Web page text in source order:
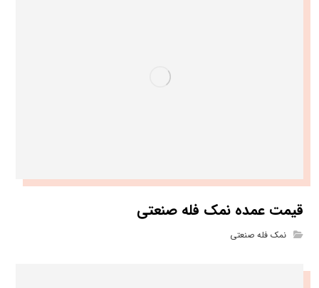
قیمت عمده نمک فله صنعتی
نمک فله صنعتی